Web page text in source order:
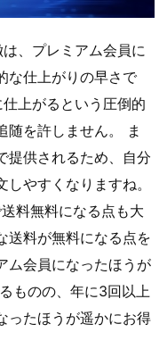
、プレミアム会員に
な仕上がりの早さで
上がるという圧倒的
随を許しません。 ま
提供されるため、自分
やすくなりますね。
料無料になる点も大
送料が無料になる点を
ム会員になったほうが
ものの、年に3回以上
ったほうが遥かにお得